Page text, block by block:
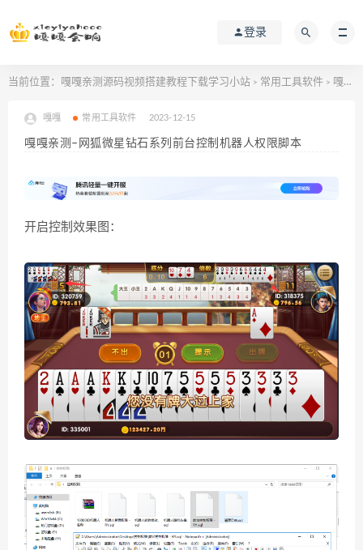
登录
当前位置： 嘎嘎亲测源码视频搭建教程下载学习小站 > 常用工具软件 > 嘎嘎亲测–网狐微星钻石系列前台控制机器人权限脚本
嘎嘎 常用工具软件 2023-12-15
嘎嘎亲测–网狐微星钻石系列前台控制机器人权限脚本
开启控制效果图：